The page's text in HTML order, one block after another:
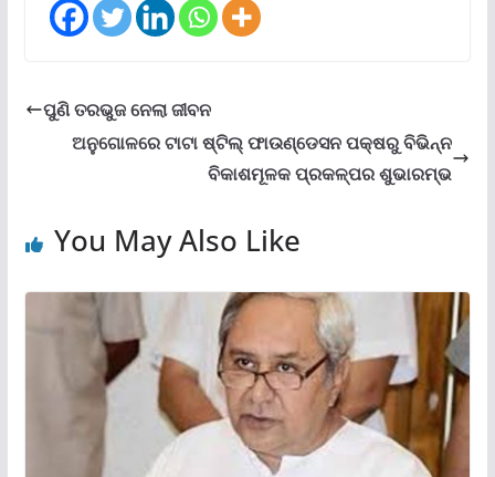
ପୁଣି ତରଭୁଜ ନେଲା ଜୀବନ
ଅନୁଗୋଳରେ ଟାଟା ଷ୍ଟିଲ୍ ଫାଉଣ୍ଡେସନ ପକ୍ଷରୁ ବିଭିନ୍ନ
ବିକାଶମୂଳକ ପ୍ରକଳ୍ପର ଶୁଭାରମ୍ଭ
You May Also Like